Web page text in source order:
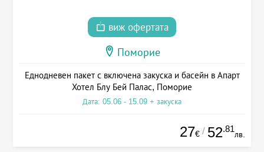
виж офертата
Поморие
Еднодневен пакет с включена закуска и басейн в Апарт
Хотел Блу Бей Палас, Поморие
Дата: 05.06 - 15.09 + закуска
27€ / 52.81
лв.